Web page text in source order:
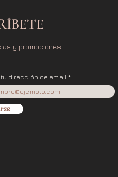
y promociones
dirección de email